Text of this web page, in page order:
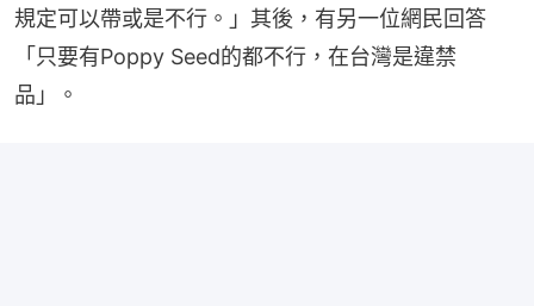
規定可以帶或是不行。」其後，有另一位網民回答
「只要有Poppy Seed的都不行，在台灣是違禁
品」。